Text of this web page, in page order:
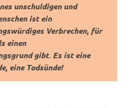
unschuldigen und
ist ein
Verbrechen, für
einen
gibt. Es ist eine
eine Todsünde!